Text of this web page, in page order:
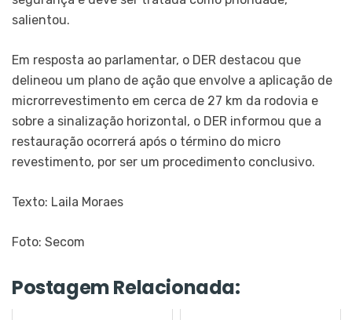
salientou.
Em resposta ao parlamentar, o DER destacou que
delineou um plano de ação que envolve a aplicação de
microrrevestimento em cerca de 27 km da rodovia e
sobre a sinalização horizontal, o DER informou que a
restauração ocorrerá após o término do micro
revestimento, por ser um procedimento conclusivo.
Texto: Laila Moraes
Foto: Secom
Postagem Relacionada: